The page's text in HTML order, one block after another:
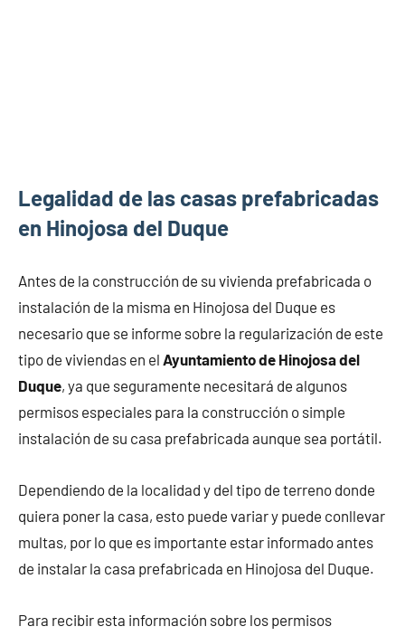
Legalidad de las casas prefabricadas
en Hinojosa del Duque
Antes de la construcción de su vivienda prefabricada o
instalación de la misma en Hinojosa del Duque es
necesario que se informe sobre la regularización de este
tipo de viviendas en el Ayuntamiento de Hinojosa del
Duque, ya que seguramente necesitará de algunos
permisos especiales para la construcción o simple
instalación de su casa prefabricada aunque sea portátil.
Dependiendo de la localidad y del tipo de terreno donde
quiera poner la casa, esto puede variar y puede conllevar
multas, por lo que es importante estar informado antes
de instalar la casa prefabricada en Hinojosa del Duque.
Para recibir esta información sobre los permisos